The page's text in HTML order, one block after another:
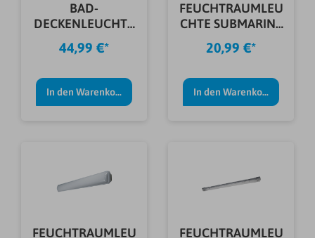
BAD-
DECKENLEUCHTE
LED
STERNENDEKOR
44,99 €*
In den Warenkorb
FEUCHTRAUMLEU
CHTE SUBMARINE
INTEGRATED
20,99 €*
In den Warenkorb
FEUCHTRAUMLEU FEUCHTRAUMLEU